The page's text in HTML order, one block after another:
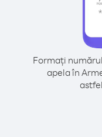
Formați
apela în